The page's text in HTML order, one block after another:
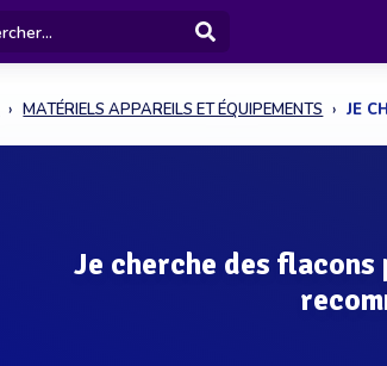
MATÉRIELS APPAREILS ET ÉQUIPEMENTS JE
Je cherche des